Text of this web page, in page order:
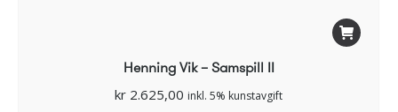
Henning Vik – Samspill II
kr 2.625,00 inkl. 5% kunstavgift